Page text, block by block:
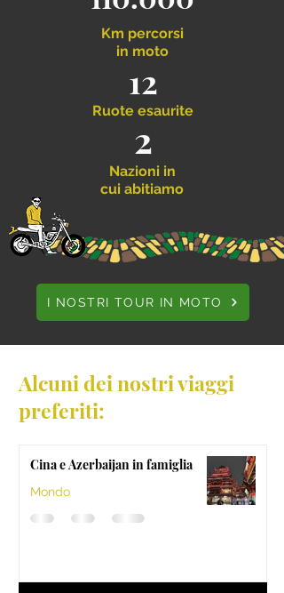
Km percorsi
in moto
12
2
Ruote esaurite
Nazioni in
cui abitiamo
I NOSTRI TOUR IN MOTO
Alcuni dei nostri viaggi
preferiti:
Cina e Azerbaijan in famiglia
Mondo